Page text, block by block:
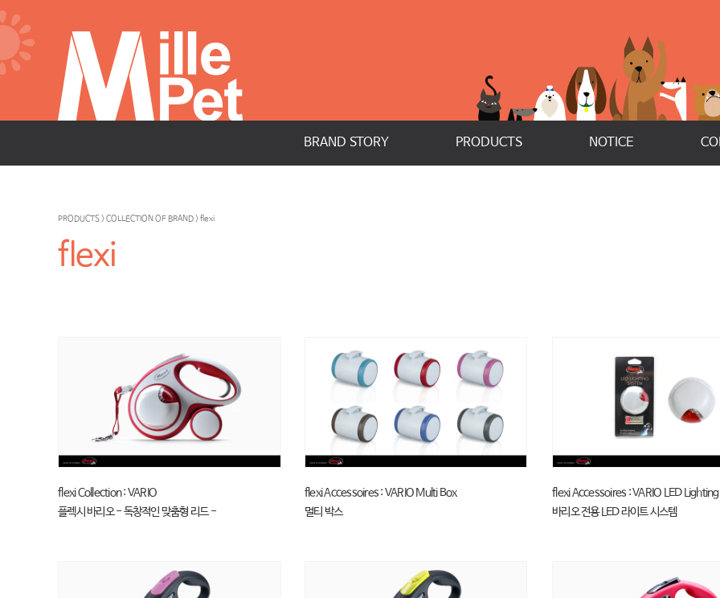
BRAND STORY PRODUCTS NOTICE
PRODUCTS > COLLECTION OF BRAND > flexi
flexi
flexi Collection : VARIO
플렉시 바리오 - 독창적인 맞춤형 리드 -
flexi Accessoires : VARIO Multi Box
멀티 박스
flexi Accessoires : VARIO LED
바리오 전용 LED 라이트 시스템